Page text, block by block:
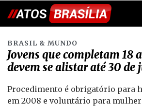
BRASIL & MUNDO
Jovens que completam 18
devem se alistar até 30 de
Procedimento é obrigatório para
em 2008 e voluntário para